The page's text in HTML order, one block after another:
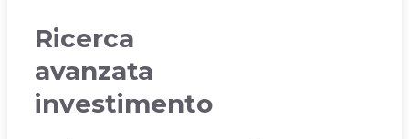
Ricerca
avanzata
investimento